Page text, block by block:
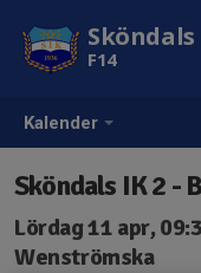
Kalender
Sköndals
F14
Sköndals IK 2 -
Lördag 11 apr,
Wenströmska